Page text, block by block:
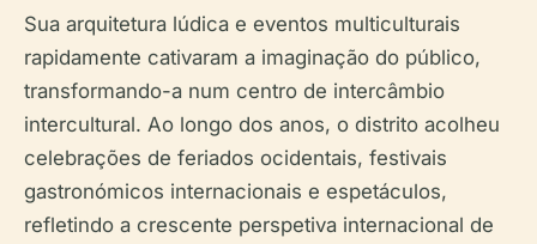
Sua arquitetura lúdica e eventos multiculturais
rapidamente cativaram a imaginação do público,
transformando-a num centro de intercâmbio
intercultural. Ao longo dos anos, o distrito acolheu
celebrações de feriados ocidentais, festivais
gastronómicos internacionais e espetáculos,
refletindo a crescente perspetiva internacional de